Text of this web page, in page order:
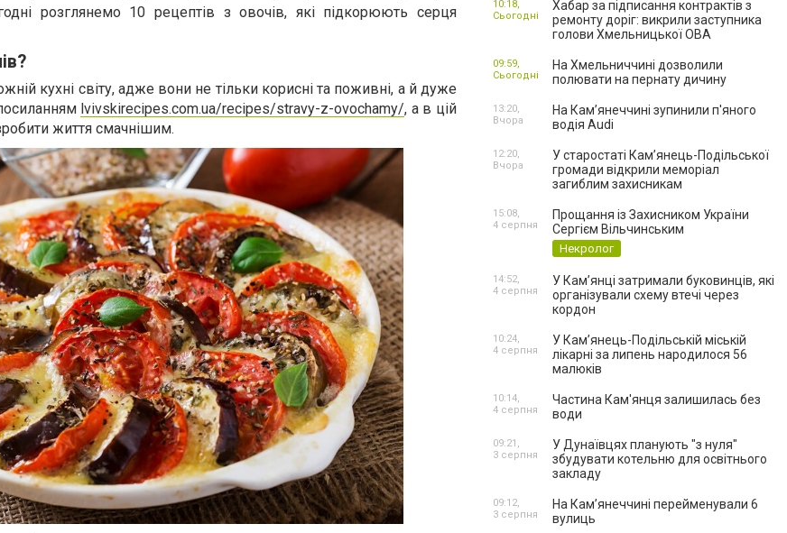
розглянемо 10 рецептів з овочів, які підкорюють серця
кухні світу, адже вони не тільки корисні та поживні, а й дуже
lvivskirecipes.com.ua/recipes/stravy-z-ovochamy/, а в цій
життя смачнішим.
Хабар за підписання контрактів з
ремонту доріг: викрили заступника
голови Хмельницької ОВА
10:18,
Сьогодні
На Хмельниччині дозволили
полювати на пернату дичину
09:59,
Сьогодні
На Камʼянеччині зупинили п'яного
водія Audi
13:20,
Вчора
У старостаті Кам’янець-Подільської
громади відкрили меморіал
загиблим захисникам
12:20,
Вчора
Прощання із Захисником України
Сергієм Вільчинським
Некролог
15:08,
4 серпня
У Кам’янці затримали буковинців, які
організували схему втечі через
кордон
14:52,
4 серпня
У Кам’янець-Подільській міській
лікарні за липень народилося 56
малюків
10:24,
4 серпня
Частина Кам'янця залишилась без
води
10:14,
4 серпня
У Дунаївцях планують "з нуля"
збудувати котельню для освітнього
закладу
09:21,
3 серпня
На Камʼянеччині перейменували 6
вулиць
09:12,
3 серпня